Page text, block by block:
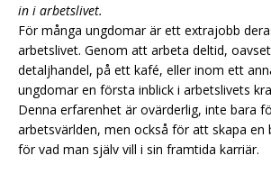
in i arbetslivet.
För många ungdomar är ett extrajobb
arbetslivet. Genom att arbeta deltid,
detaljhandel, på ett kafé, eller inom ett
ungdomar en första inblick i arbetslivets
Denna erfarenhet är ovärderlig, inte bara
arbetsvärlden, men också för att skapa en
för vad man själv vill i sin framtida karriär.